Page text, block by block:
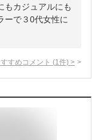
もカジュアルにも
ーで３0代女性に
すめコメント (1 件) >